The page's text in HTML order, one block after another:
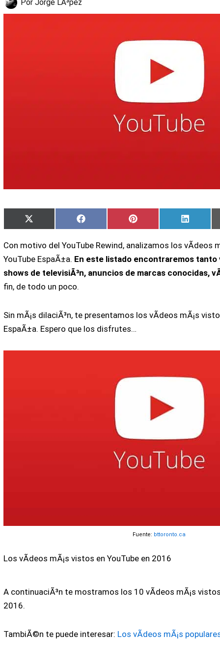
Por Jorge LÃ³pez
Compartir
en
X
(Twitter)
Compartir
en
Facebook
Compartir
en
Pinterest
en
LinkedIn
Con motivo del YouTube Rewind, analizamos los vÃ­deos
YouTube EspaÃ±a. En este listado encontraremos tanto
shows de televisiÃ³n, anuncios de marcas conocidas,
fin, de todo un poco.
Sin mÃ¡s dilaciÃ³n, te presentamos los vÃ­deos mÃ¡s
EspaÃ±a. Espero que los disfrutes…
Fuente: bttoronto.ca
Los vÃ­deos mÃ¡s vistos en YouTube en 2016
A continuaciÃ³n te mostramos los 10 vÃ­deos mÃ¡s
2016.
TambiÃ©n te puede interesar: Los vÃ­deos mÃ¡s